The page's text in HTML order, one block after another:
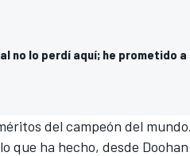
no lo perdí aquí; he prometido
del campeón del mundo.
que ha hecho, desde